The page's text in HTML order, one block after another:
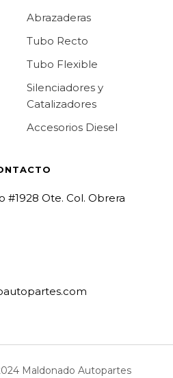
Abrazaderas
Tubo Recto
Tubo Flexible
Silenciadores y
Catalizadores
Accesorios Diesel
#1928 Ote. Col. Obrera
Maldonado Autopartes